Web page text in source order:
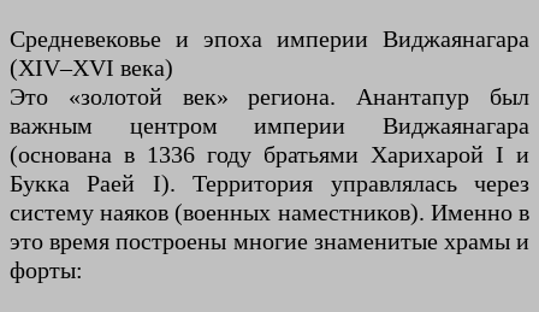
Средневековье и эпоха империи Виджаянагара
(XIV–XVI века)
Это «золотой век» региона. Анантапур был
важным центром империи Виджаянагара
(основана в 1336 году братьями Харихарой I и
Букка Раей I). Территория управлялась через
систему наяков (военных наместников). Именно в
это время построены многие знаменитые храмы и
форты: